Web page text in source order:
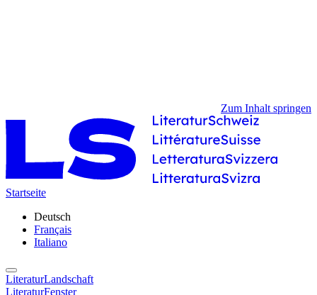
Zum Inhalt springen
Startseite
Deutsch
Français
Italiano
LiteraturLandschaft
LiteraturFenster